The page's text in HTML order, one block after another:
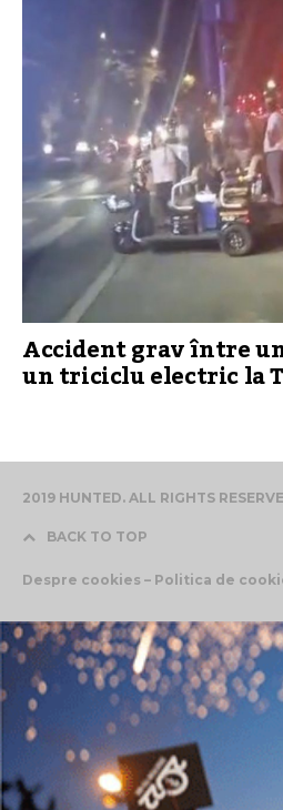
Accident grav între
un triciclu electric la
2019 HUNTED. ALL RIGHTS
BACK TO TOP
Despre cookies – Politica de